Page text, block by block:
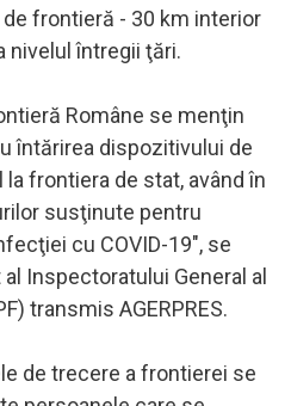
frontieră - 30 km interior
nivelul întregii ţări.
Române se menţin
întărirea dispozitivului de
frontiera de stat, având în
susţinute pentru
cu COVID-19", se
Inspectoratului General al
transmis AGERPRES.
de trecere a frontierei se